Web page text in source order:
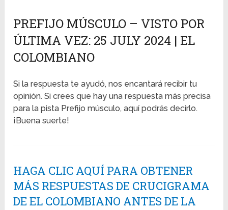
PREFIJO MÚSCULO – VISTO POR
ÚLTIMA VEZ: 25 JULY 2024 | EL
COLOMBIANO
Si la respuesta te ayudó, nos encantará recibir tu
opinión. Si crees que hay una respuesta más precisa
para la pista Prefijo músculo, aquí podrás decirlo.
¡Buena suerte!
HAGA CLIC AQUÍ PARA OBTENER
MÁS RESPUESTAS DE CRUCIGRAMA
DE EL COLOMBIANO ANTES DE LA